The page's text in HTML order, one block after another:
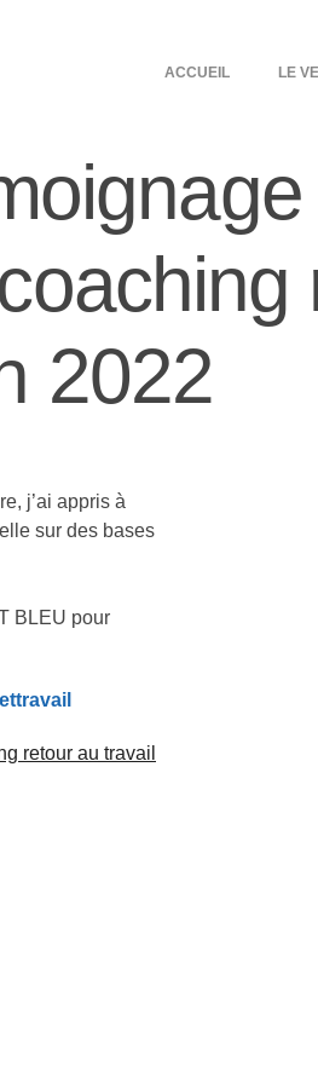
ACCUEIL LE
2022
j’ai appris à
sur des bases
BLEU pour
retour au travail